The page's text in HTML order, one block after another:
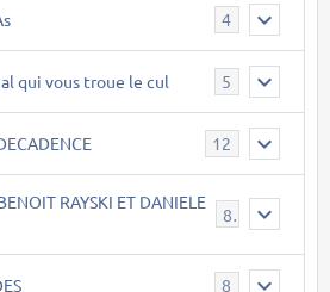
4
qui vous troue le cul 5
12
RAYSKI ET DANIELE
8
8